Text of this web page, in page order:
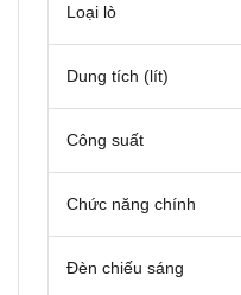
Loại lò
Dung tích (lít)
Công suất
Chức năng chính
Đèn chiếu sáng